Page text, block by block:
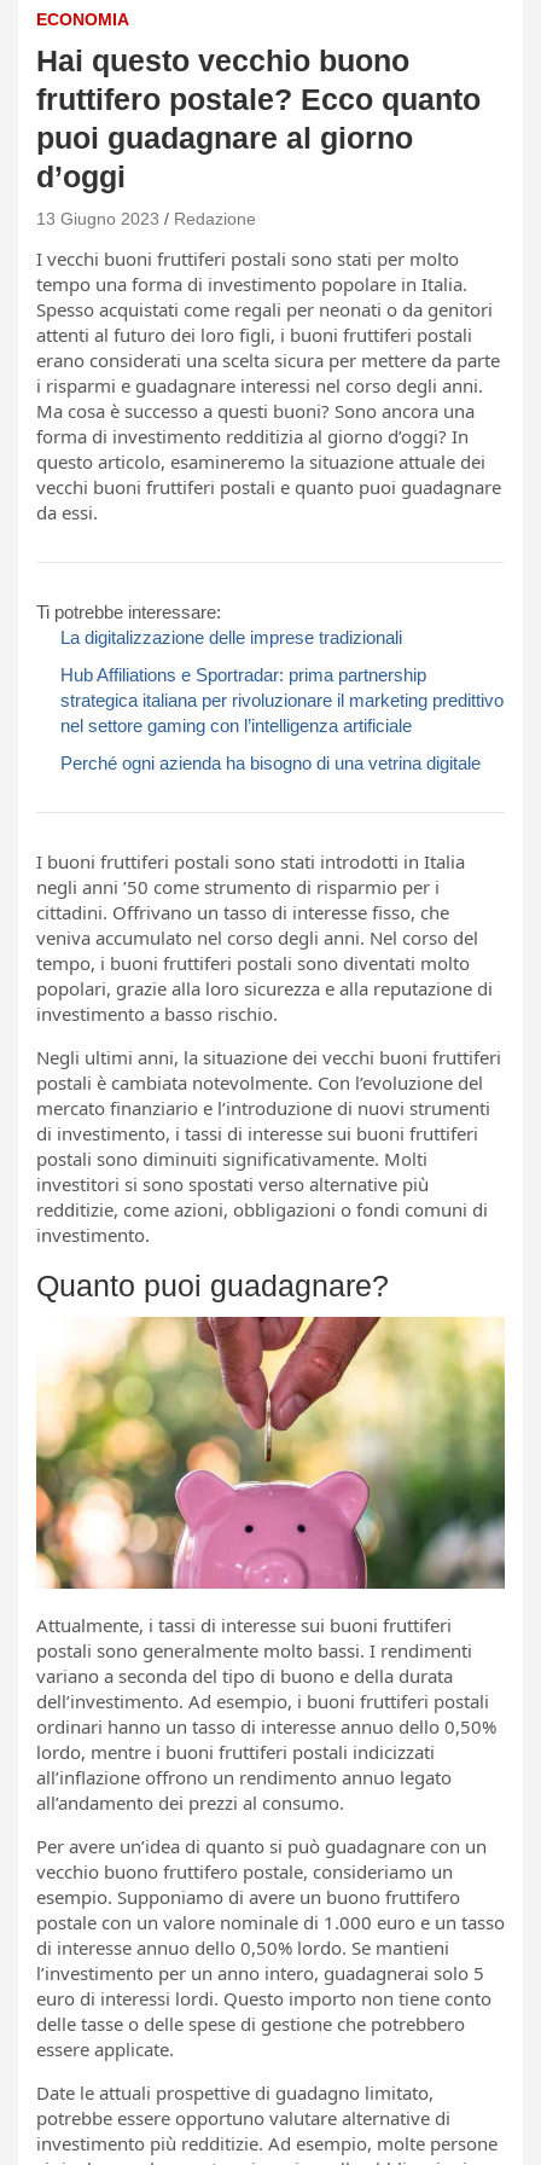
ECONOMIA
Hai questo vecchio buono
fruttifero postale? Ecco quanto
puoi guadagnare al giorno
d’oggi
13 Giugno 2023 Redazione
I vecchi buoni fruttiferi postali sono stati per molto
tempo una forma di investimento popolare in Italia.
Spesso acquistati come regali per neonati o da genitori
attenti al futuro dei loro figli, i buoni fruttiferi postali
erano considerati una scelta sicura per mettere da parte
i risparmi e guadagnare interessi nel corso degli anni.
Ma cosa è successo a questi buoni? Sono ancora una
forma di investimento redditizia al giorno d’oggi? In
questo articolo, esamineremo la situazione attuale dei
vecchi buoni fruttiferi postali e quanto puoi guadagnare
da essi.
Ti potrebbe interessare:
La digitalizzazione delle imprese tradizionali
Hub Affiliations e Sportradar: prima partnership
strategica italiana per rivoluzionare il marketing predittivo
nel settore gaming con l’intelligenza artificiale
Perché ogni azienda ha bisogno di una vetrina digitale
I buoni fruttiferi postali sono stati introdotti in Italia
negli anni ’50 come strumento di risparmio per i
cittadini. Offrivano un tasso di interesse fisso, che
veniva accumulato nel corso degli anni. Nel corso del
tempo, i buoni fruttiferi postali sono diventati molto
popolari, grazie alla loro sicurezza e alla reputazione di
investimento a basso rischio.
Negli ultimi anni, la situazione dei vecchi buoni fruttiferi
postali è cambiata notevolmente. Con l’evoluzione del
mercato finanziario e l’introduzione di nuovi strumenti
di investimento, i tassi di interesse sui buoni fruttiferi
postali sono diminuiti significativamente. Molti
investitori si sono spostati verso alternative più
redditizie, come azioni, obbligazioni o fondi comuni di
investimento.
Quanto puoi guadagnare?
Attualmente, i tassi di interesse sui buoni fruttiferi
postali sono generalmente molto bassi. I rendimenti
variano a seconda del tipo di buono e della durata
dell’investimento. Ad esempio, i buoni fruttiferi postali
ordinari hanno un tasso di interesse annuo dello 0,50%
lordo, mentre i buoni fruttiferi postali indicizzati
all’inflazione offrono un rendimento annuo legato
all’andamento dei prezzi al consumo.
Per avere un’idea di quanto si può guadagnare con un
vecchio buono fruttifero postale, consideriamo un
esempio. Supponiamo di avere un buono fruttifero
postale con un valore nominale di 1.000 euro e un tasso
di interesse annuo dello 0,50% lordo. Se mantieni
l’investimento per un anno intero, guadagnerai solo 5
euro di interessi lordi. Questo importo non tiene conto
delle tasse o delle spese di gestione che potrebbero
essere applicate.
Date le attuali prospettive di guadagno limitato,
potrebbe essere opportuno valutare alternative di
investimento più redditizie. Ad esempio, molte persone